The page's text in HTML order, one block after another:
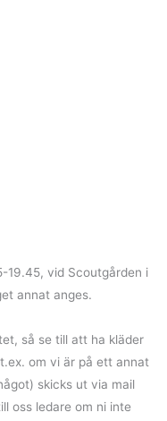
19.45, vid Scoutgården i
annat anges.
så se till att ha kläder
om vi är på ett annat
skicks ut via mail
oss ledare om ni inte